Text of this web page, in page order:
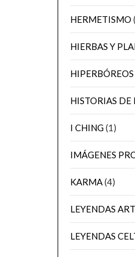
HERMETISMO
HIERBAS Y
HIPERBÓREOS
HISTORIAS DE
I CHING(1)
IMÁGENES
KARMA(4)
LEYENDAS
LEYENDAS